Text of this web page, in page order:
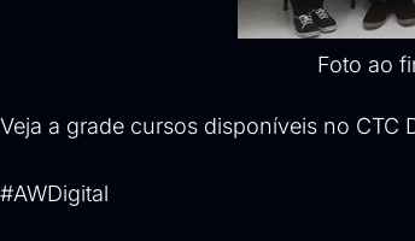
Foto ao
Veja a grade cursos disponíveis no CTC
#AWDigital